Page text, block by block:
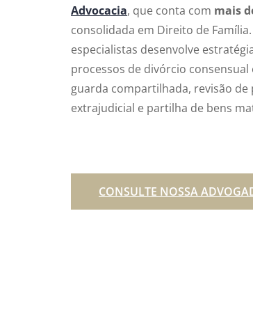
Advocacia, que conta com mais
consolidada em Direito de
especialistas desenvolve
processos de divórcio
guarda compartilhada, revisão
extrajudicial e partilha de bens
CONSULTE NOSSA